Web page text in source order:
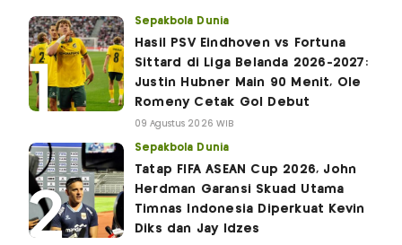
Sepakbola Dunia
Hasil PSV Eindhoven vs Fortuna
Sittard di Liga Belanda 2026-2027:
Justin Hubner Main 90 Menit, Ole
Romeny Cetak Gol Debut
09 Agustus 2026 WIB
Sepakbola Dunia
Tatap FIFA ASEAN Cup 2026, John
Herdman Garansi Skuad Utama
Timnas Indonesia Diperkuat Kevin
Diks dan Jay Idzes